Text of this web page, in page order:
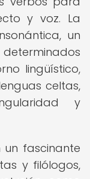
y voz. La
un
lingüístico,
celtas,
y
un fascinante
y filólogos,